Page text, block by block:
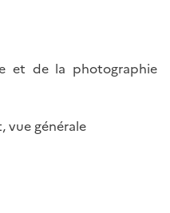
et de la photographie
vue générale